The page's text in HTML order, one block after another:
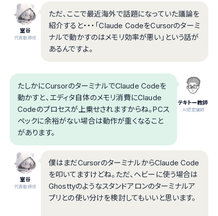
室谷
代表取締役
ただ、ここで最近海外で話題になっていた議論を
紹介すると・・・「Claude CodeをCursorのターミ
ナルで動かすのはメモリ効率が悪い」という話が
あるんですよ。
テキトー教師
.AI認定講師
たしかにCursorのターミナルでClaude Codeを
動かすと、エディタ自体のメモリ消費にClaude
Codeのプロセスが上乗せされますからね。PCス
ペックに余裕がない場合は動作が重くなること
があります。
室谷
代表取締役
僕はまだCursorのターミナルからClaude Code
を叩いてますけどね。ただ、ヘビーに使う場合は
Ghosttyのようなスタンドアロンのターミナルア
プリとの使い分けを検討してもいいと思います。